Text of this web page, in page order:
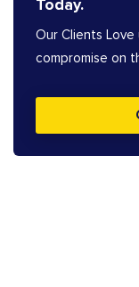
Today.
Our Clients
compromise on